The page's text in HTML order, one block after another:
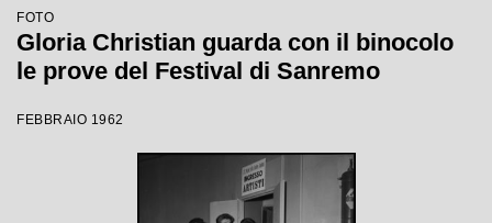
FOTO
Gloria Christian guarda con il binocolo
le prove del Festival di Sanremo
FEBBRAIO 1962